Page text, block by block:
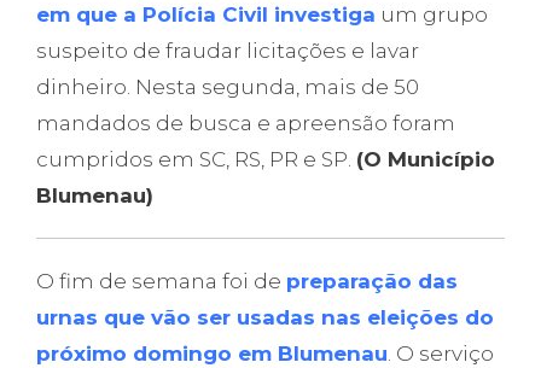
em que a Polícia Civil investiga um grupo
suspeito de fraudar licitações e lavar
dinheiro. Nesta segunda, mais de 50
mandados de busca e apreensão foram
cumpridos em SC, RS, PR e SP. (O Município
Blumenau)
O fim de semana foi de preparação das
urnas que vão ser usadas nas eleições do
próximo domingo em Blumenau. O serviço